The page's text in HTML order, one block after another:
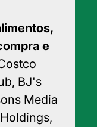
e
BJ's
Media